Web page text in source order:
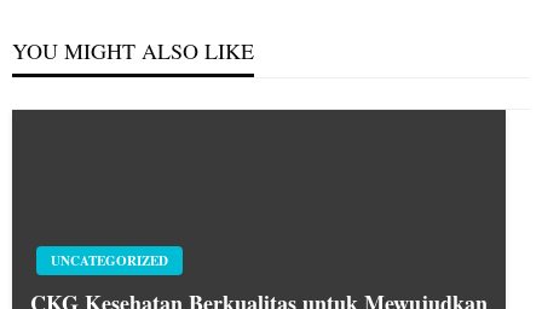
YOU MIGHT ALSO LIKE
UNCATEGORIZED